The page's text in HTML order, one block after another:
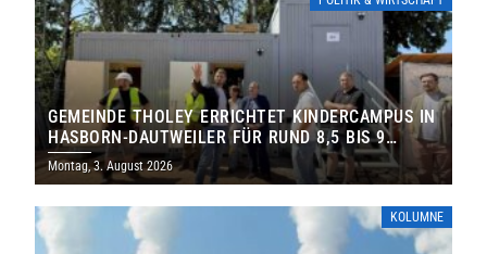
GEMEINDE THOLEY ERRICHTET KINDERCAMPUS IN
HASBORN-DAUTWEILER FÜR RUND 8,5 BIS 9
MILLIONEN EURO
Montag, 3. August 2026
KOLUMNE